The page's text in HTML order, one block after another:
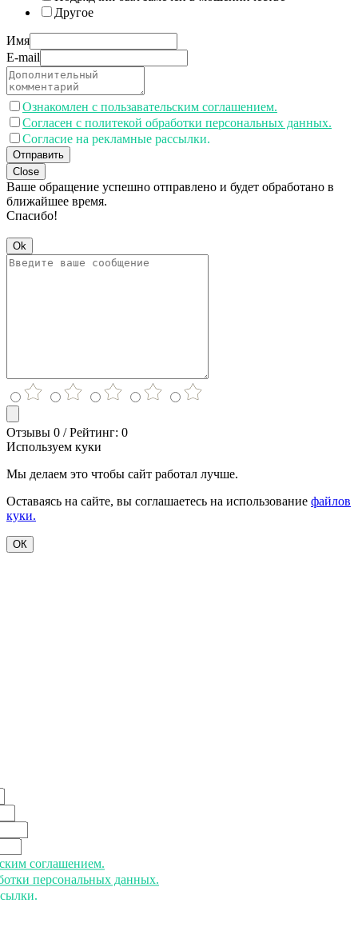
Другое
Имя
E-mail
Ознакомлен с пользавательским соглашением.
Согласен с политекой обработки персональных данных.
Согласие на рекламные рассылки.
Отправить
Close
Ваше обращение успешно отправлено и будет обработано в
ближайшее время.
Спасибо!
Ok
Отзывы 0 / Рейтинг: 0
Используем куки
Мы делаем это чтобы сайт работал лучше.
Оставаясь на сайте, вы соглашаетесь на использование файлов
куки.
ОК
соглашением.
персональных данных.